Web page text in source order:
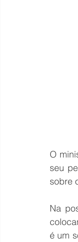
O
seu
sobre
Na
é um